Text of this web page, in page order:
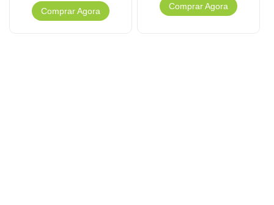
Comprar Agora Comprar Agora